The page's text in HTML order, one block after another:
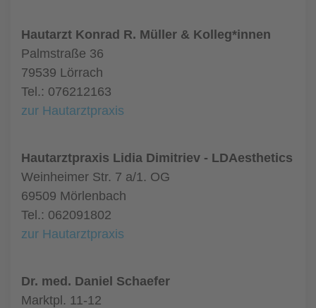
Hautarzt Konrad R. Müller & Kolleg*innen
Palmstraße 36
79539 Lörrach
Tel.: 076212163
zur Hautarztpraxis
Hautarztpraxis Lidia Dimitriev - LDAesthetics
Weinheimer Str. 7 a/1. OG
69509 Mörlenbach
Tel.: 062091802
zur Hautarztpraxis
Dr. med. Daniel Schaefer
Marktpl. 11-12